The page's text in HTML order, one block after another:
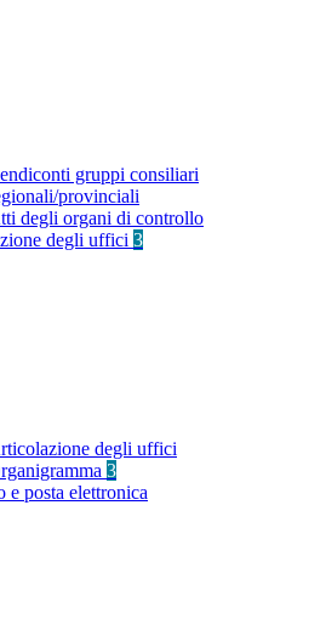
gruppi consiliari
provinciali
degli organi di controllo
degli uffici 3
degli uffici
3
e posta elettronica